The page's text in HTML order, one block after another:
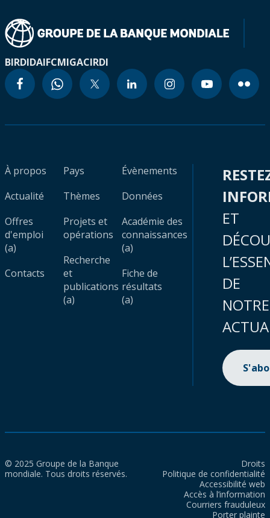
BIRDIDAIFCMIGACIRDI
À propos
Actualité
Offres
d'emploi
(a)
Contacts
Pays
Thèmes
Projets et
opérations
Recherche
et
publications
(a)
Évènements
Données
Académie des
connaissances
(a)
Fiche de
résultats
(a)
ET
DE
NOTRE
© 2025 Groupe de la Banque
mondiale. Tous droits réservés.
Droits
Politique de confidentialité
Accessibilité web
Accès à l’information
Courriers frauduleux
Porter plainte